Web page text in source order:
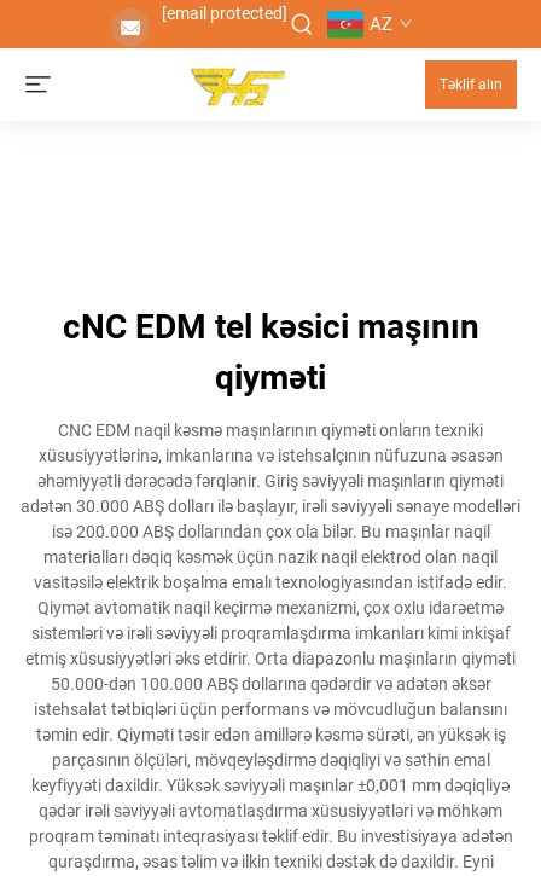
[email protected] AZ
Təklif alın
cNC EDM tel kəsici maşının
qiyməti
CNC EDM naqil kəsmə maşınlarının qiyməti onların texniki
xüsusiyyətlərinə, imkanlarına və istehsalçının nüfuzuna əsasən
əhəmiyyətli dərəcədə fərqlənir. Giriş səviyyəli maşınların qiyməti
adətən 30.000 ABŞ dolları ilə başlayır, irəli səviyyəli sənaye modelləri
isə 200.000 ABŞ dollarından çox ola bilər. Bu maşınlar naqil
materialları dəqiq kəsmək üçün nazik naqil elektrod olan naqil
vasitəsilə elektrik boşalma emalı texnologiyasından istifadə edir.
Qiymət avtomatik naqil keçirmə mexanizmi, çox oxlu idarəetmə
sistemləri və irəli səviyyəli proqramlaşdırma imkanları kimi inkişaf
etmiş xüsusiyyətləri əks etdirir. Orta diapazonlu maşınların qiyməti
50.000-dən 100.000 ABŞ dollarına qədərdir və adətən əksər
istehsalat tətbiqləri üçün performans və mövcudluğun balansını
təmin edir. Qiyməti təsir edən amillərə kəsmə sürəti, ən yüksək iş
parçasının ölçüləri, mövqeyləşdirmə dəqiqliyi və səthin emal
keyfiyyəti daxildir. Yüksək səviyyəli maşınlar ±0,001 mm dəqiqliyə
qədər irəli səviyyəli avtomatlaşdırma xüsusiyyətləri və möhkəm
proqram təminatı inteqrasiyası təklif edir. Bu investisiyaya adətən
quraşdırma, əsas təlim və ilkin texniki dəstək də daxildir. Eyni